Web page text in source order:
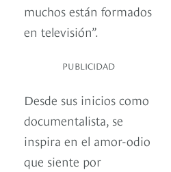
muchos están formados
en televisión”.
PUBLICIDAD
Desde sus inicios como
documentalista, se
inspira en el amor-odio
que siente por